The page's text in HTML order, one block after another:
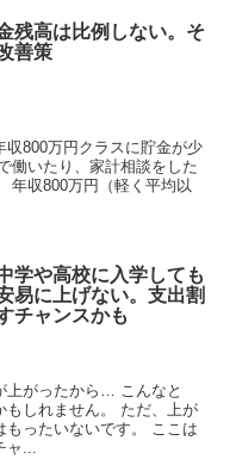
残高は比例しない。そ
善策
収800万円クラスに貯金が少
働いたり、家計相談をした
年収800万円（軽く平均以
学や高校に入学しても
易に上げない。支出割
チャンスかも
上がったから… こんなと
もしれません。 ただ、上が
もったいないです。 ここは
ャ...